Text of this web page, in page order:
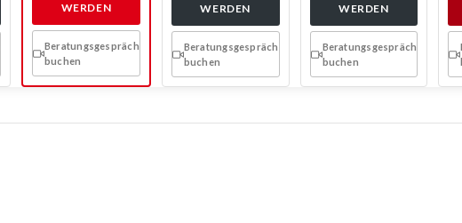
WERDEN
Beratungsgespräch
buchen
WERDEN
Beratungsgespräch
buchen
WERDEN
Beratungsgespräch
buchen